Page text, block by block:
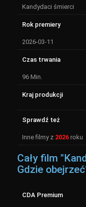
Kandydaci śmierci
Rok premiery
2026-03-11
Czas trwania
96 Min.
Kraj produkcji
Sprawdź też
Inne filmy z 2026 roku
Cały film
Gdzie
CDA Premium